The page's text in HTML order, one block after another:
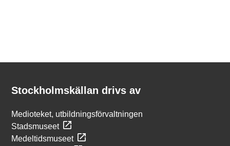
Stockholmskällan drivs av
Medioteket, utbildningsförvaltningen
Stadsmuseet
Medeltidsmuseet